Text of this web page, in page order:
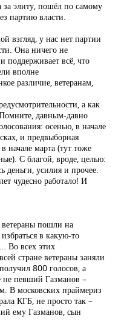
элиту, пошёл по самому
партию власти.
взгляд, у нас нет партии
Она ничего не
поддерживает всё, что
вполне
различие, ветеранам,
а как
Помните, давным-давно
осенью, в начале
и предвыборная
начале марта (тут тоже
С благой, вроде, целью:
деньги, усилия и прочее.
чудесно работало! И
пошли на
в какую-то
Во всех этих
стране ветераны заняли
800 голосов, а
не певший Газманов –
В московских праймериз
КГБ, не просто так –
ему Газманов, сын